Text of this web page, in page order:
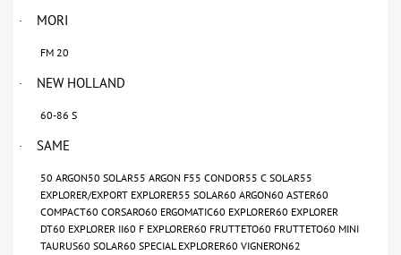
· MORI
FM 20
· NEW HOLLAND
60-86 S
· SAME
50 ARGON50 SOLAR55 ARGON F55 CONDOR55 C SOLAR55
EXPLORER/EXPORT EXPLORER55 SOLAR60 ARGON60 ASTER60
COMPACT60 CORSARO60 ERGOMATIC60 EXPLORER60 EXPLORER
DT60 EXPLORER II60 F EXPLORER60 FRUTTETO60 FRUTTETO60 MINI
TAURUS60 SOLAR60 SPECIAL EXPLORER60 VIGNERON62